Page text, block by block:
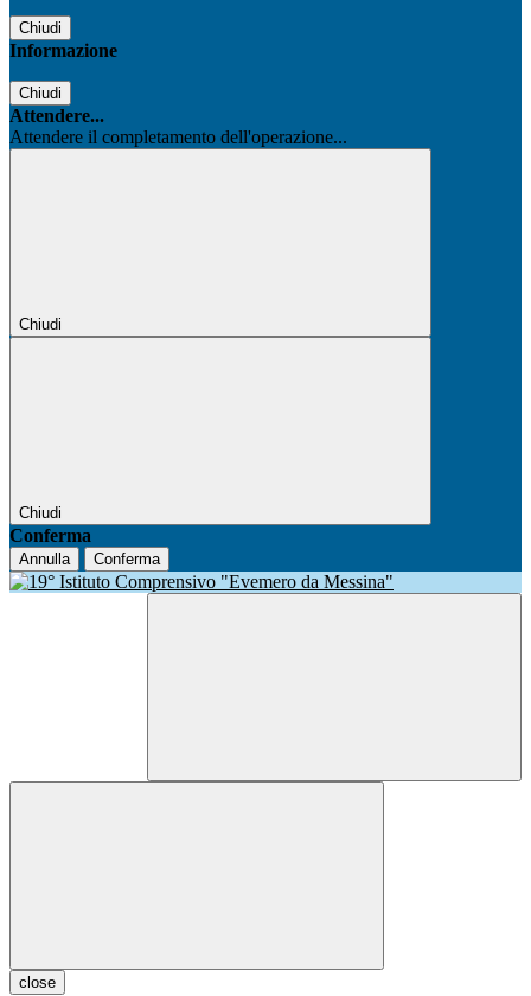
Chiudi
Informazione
Chiudi
Attendere...
Attendere il completamento dell'operazione...
Chiudi
Chiudi
Conferma
Annulla Conferma
close